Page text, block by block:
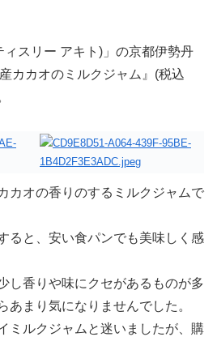
ィスリー アキト)」の京都伊勢丹
カカオのミルクジャム』(税込
カオの香りのするミルクジャムで
ると、安い食パンでも美味しく感
し香りや味にクセがあるものが多
あまり気になりませんでした。
ミルクジャムと迷いましたが、購